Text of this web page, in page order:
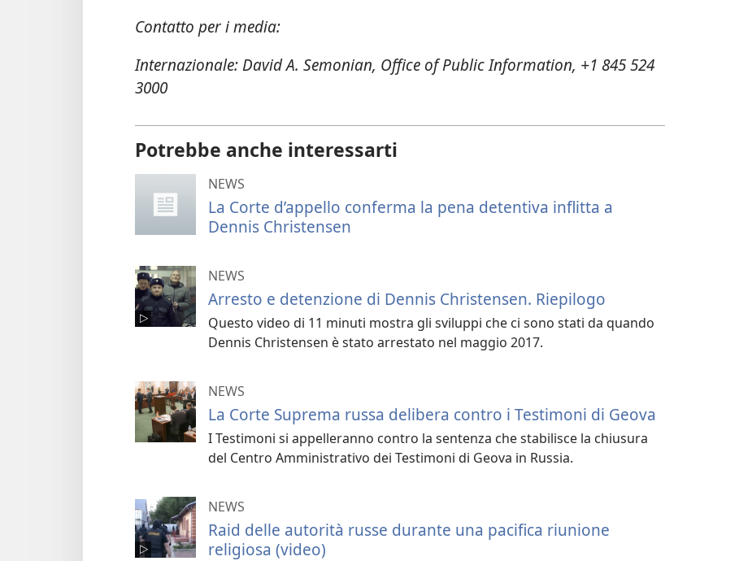
Contatto per i media:
Internazionale: David A. Semonian, Office of Public Information, +1 845 524
3000
Potrebbe anche interessarti
NEWS
La Corte d’appello conferma la pena detentiva inflitta a
Dennis Christensen
NEWS
Arresto e detenzione di Dennis Christensen. Riepilogo
Questo video di 11 minuti mostra gli sviluppi che ci sono stati da quando
Dennis Christensen è stato arrestato nel maggio 2017.
NEWS
La Corte Suprema russa delibera contro i Testimoni di Geova
I Testimoni si appelleranno contro la sentenza che stabilisce la chiusura
del Centro Amministrativo dei Testimoni di Geova in Russia.
NEWS
Raid delle autorità russe durante una pacifica riunione
religiosa (video)